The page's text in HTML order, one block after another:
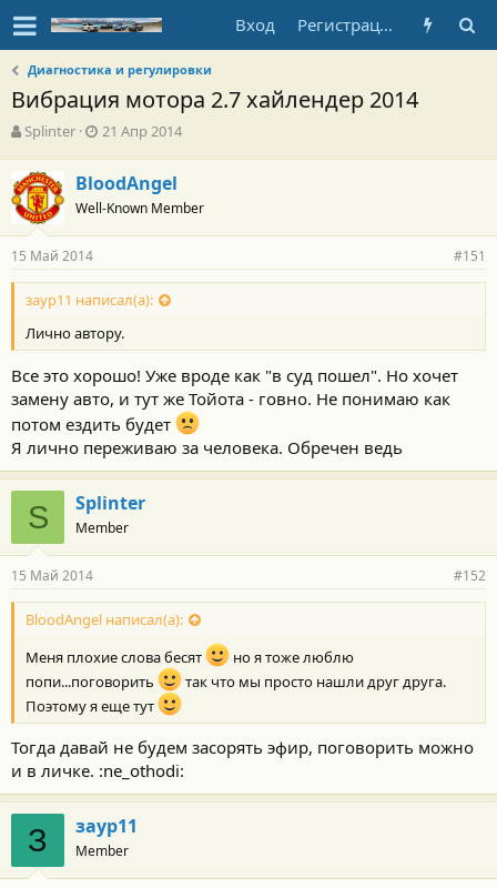
Вход Регистрация
Диагностика и регулировки
Вибрация мотора 2.7 хайлендер 2014
А
т
о
р
т
е
м
ы
Splinter
Д
а
н
а
л
а
21 Апр 2014
BloodAngel
Well-Known Member
15 Май 2014 #151
заур11 написал(а):
Лично автору.
Все это хорошо! Уже вроде как "в суд пошел". Но хочет
замену авто, и тут же Тойота - говно. Не понимаю как
потом ездить будет
Я лично переживаю за человека. Обречен ведь
S Splinter
Member
15 Май 2014 #152
BloodAngel написал(а):
Меня плохие слова бесят
но я тоже люблю
попи...поговорить
так что мы просто нашли друг друга.
Поэтому я еще тут
Тогда давай не будем засорять эфир, поговорить можно
и в личке. :ne_othodi:
З заур11
Member